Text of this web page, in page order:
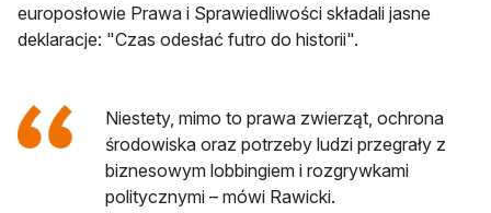
europosłowie Prawa i Sprawiedliwości składali jasne
deklaracje: "Czas odesłać futro do historii".
Niestety, mimo to prawa zwierząt, ochrona
środowiska oraz potrzeby ludzi przegrały z
biznesowym lobbingiem i rozgrywkami
politycznymi – mówi Rawicki.